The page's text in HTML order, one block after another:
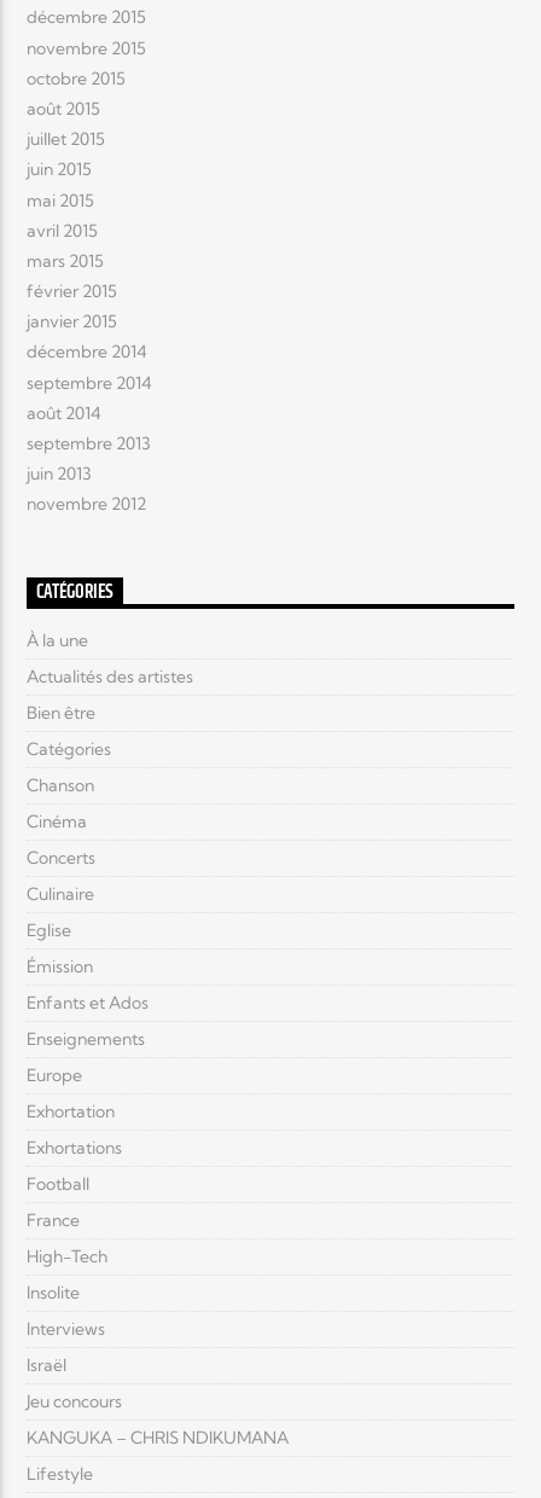
décembre 2015
novembre 2015
octobre 2015
août 2015
juillet 2015
juin 2015
mai 2015
avril 2015
mars 2015
février 2015
janvier 2015
décembre 2014
septembre 2014
août 2014
septembre 2013
juin 2013
novembre 2012
CATÉGORIES
À la une
Actualités des artistes
Bien être
Catégories
Chanson
Cinéma
Concerts
Culinaire
Eglise
Émission
Enfants et Ados
Enseignements
Europe
Exhortation
Exhortations
Football
France
High-Tech
Insolite
Interviews
Israël
Jeu concours
KANGUKA – CHRIS NDIKUMANA
Lifestyle